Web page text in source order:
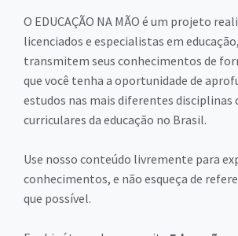
O EDUCAÇÃO NA MÃO é um projeto
licenciados e especialistas em
transmitem seus conhecimentos de
que você tenha a oportunidade de
estudos nas mais diferentes disciplinas
curriculares da educação no Brasil.
Use nosso conteúdo livremente para
conhecimentos, e não esqueça de
que possível.